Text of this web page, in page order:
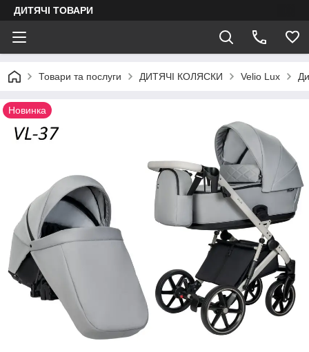
ДИТЯЧІ ТОВАРИ
Товари та послуги ДИТЯЧІ КОЛЯСКИ Velio Lux
Новинка